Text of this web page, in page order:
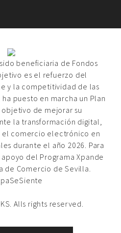
beneficiaria de Fondos
es el refuerzo del
y la competitividad de las
ha puesto en marcha un Plan
de mejorar su
la transformación digital,
comercio electrónico en
durante el año 2026. Para
del Programa Xpande
de Comercio de Sevilla.
Alls rights reserved.